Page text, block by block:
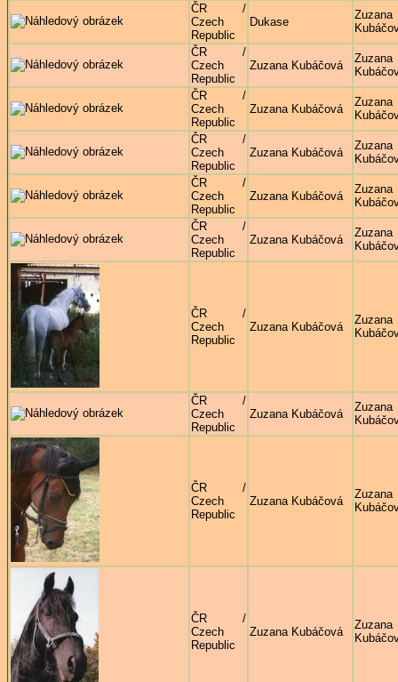
ČR /
Czech
Republic
Dukase
Zuzana
ČR /
Czech
Republic
Zuzana Kubáčová
Zuzana
ČR /
Czech
Republic
Zuzana Kubáčová
Zuzana
ČR /
Czech
Republic
Zuzana Kubáčová
Zuzana
ČR /
Czech
Republic
Zuzana Kubáčová
Zuzana
ČR /
Czech
Republic
Zuzana Kubáčová
Zuzana
ČR /
Czech
Republic
Zuzana Kubáčová
Zuzana
ČR /
Czech
Republic
Zuzana Kubáčová
Zuzana
ČR /
Czech
Republic
Zuzana Kubáčová
Zuzana
ČR /
Czech
Republic
Zuzana Kubáčová
Zuzana